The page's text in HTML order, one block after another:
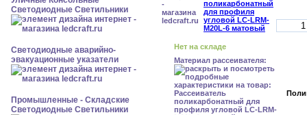
Светодиодные Светильники
Светодиодные аварийно-
эвакуационные указатели
Промышленные - Складские
Светодиодные Светильники
Нет на складе
Материал рассеивателя: